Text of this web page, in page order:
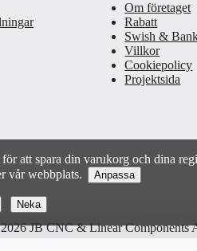
för att spara din varukorg och dina
vår webbplats.
Anpassa
basic interaction and functionality
with us.
Neka
Om företaget
Rabatt
Swish &
Villkor
Cookiepolicy
Projektsida
JB CNC & Linear Components